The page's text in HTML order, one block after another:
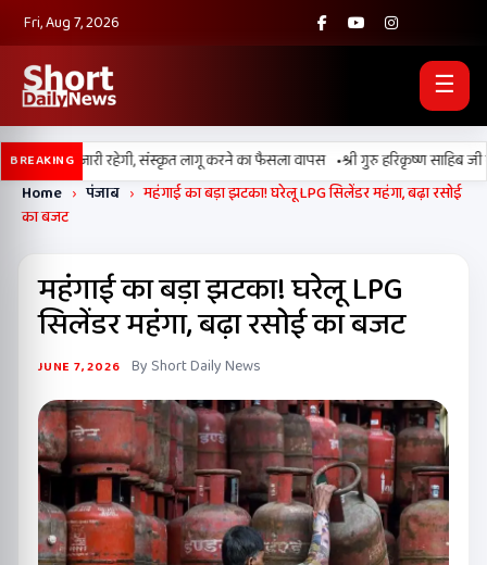
Fri, Aug 7, 2026
☰
BREAKING
पढ़ाई जारी रहेगी, संस्कृत लागू करने का फैसला वापस •श्री गुरु हरिकृष्ण साहिब जी के
Home › पंजाब › महंगाई का बड़ा झटका! घरेलू LPG सिलेंडर महंगा, बढ़ा रसोई
का बजट
महंगाई का बड़ा झटका! घरेलू LPG
सिलेंडर महंगा, बढ़ा रसोई का बजट
JUNE 7, 2026 By Short Daily News